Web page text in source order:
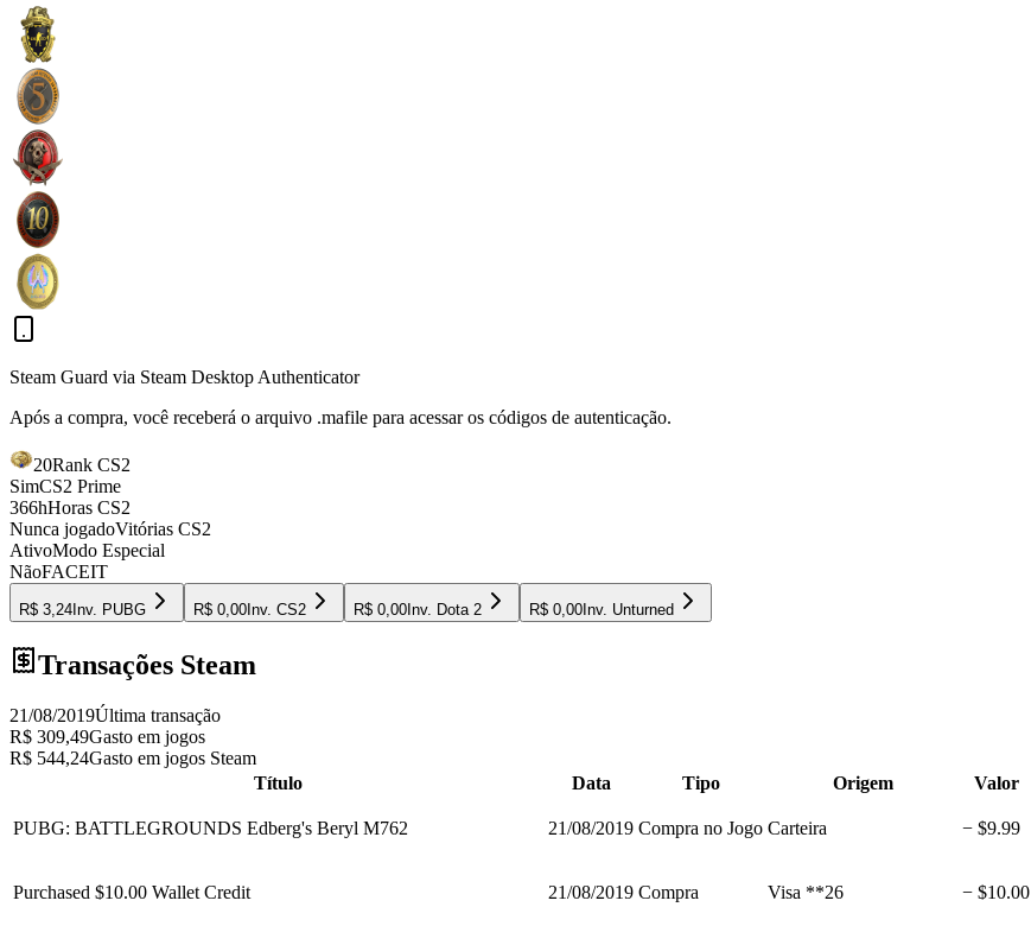
Steam Guard via Steam Desktop Authenticator
Após a compra, você receberá o arquivo .mafile para acessar os códigos de autenticação.
20Rank CS2
SimCS2 Prime
366hHoras CS2
Nunca jogadoVitórias CS2
AtivoModo Especial
NãoFACEIT
R$ 3,24 Inv. PUBG R$ 0,00 Inv. CS2 R$ 0,00 Inv. Dota 2 R$ 0,00 Inv. Unturned
Transações Steam
21/08/2019Última transação
R$ 309,49Gasto em jogos
R$ 544,24Gasto em jogos Steam
Título
Data Tipo Origem Valor
PUBG: BATTLEGROUNDS Edberg's Beryl M762 21/08/2019 Compra no Jogo Carteira − $9.99
Purchased $10.00 Wallet Credit 21/08/2019 Compra Visa **26 − $10.00